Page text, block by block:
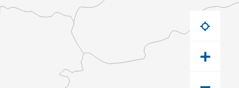
+